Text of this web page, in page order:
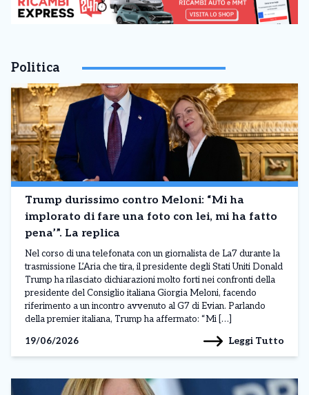
Politica
Trump durissimo contro Meloni: “Mi ha
implorato di fare una foto con lei, mi ha fatto
pena’”. La replica
Nel corso di una telefonata con un giornalista de La7 durante la
trasmissione L’Aria che tira, il presidente degli Stati Uniti Donald
Trump ha rilasciato dichiarazioni molto forti nei confronti della
presidente del Consiglio italiana Giorgia Meloni, facendo
riferimento a un incontro avvenuto al G7 di Evian. Parlando
della premier italiana, Trump ha affermato: “Mi […]
19/06/2026
Leggi Tutto